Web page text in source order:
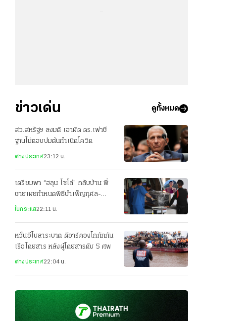
ข่าวเด่น ดูทั้งหมด
สว.สหรัฐฯ ลงมติ เอาผิด ดร.เฟาชี
ฐานไม่ตอบปมต้นกำเนิดโควิด
ต่างประเทศ23:12 น.
เตรียมพา “ฮลุน โซโล่” กลับบ้าน พี่
ชายเผยกำหนดพิธีบำเพ็ญกุศล-
ฌาปนกิจศพ
ในกระแส22:11 น.
หวั่นอีโบลาระบาด ดีอาร์คองโกกักกัน
เรือโดยสาร หลังผู้โดยสารดับ 5 ศพ
ต่างประเทศ22:04 น.